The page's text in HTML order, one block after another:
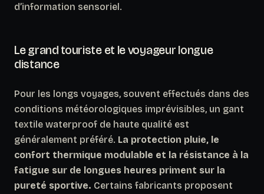
d’information sensoriel.
Le grand touriste et le voyageur longue
distance
Pour les longs voyages, souvent effectués dans des
conditions météorologiques imprévisibles, un gant
textile waterproof de haute qualité est
généralement préféré. La protection pluie, le
confort thermique modulable et la résistance à la
fatigue sur de longues heures priment sur la
pureté sportive. Certains fabricants proposent